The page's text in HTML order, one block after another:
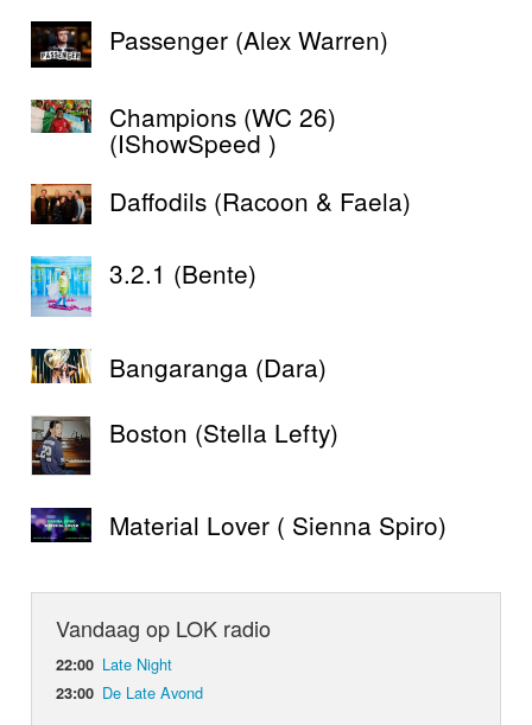
Passenger (Alex Warren)
Champions (WC 26)
(IShowSpeed )
Daffodils (Racoon & Faela)
3.2.1 (Bente)
Bangaranga (Dara)
Boston (Stella Lefty)
Material Lover ( Sienna Spiro)
Vandaag op LOK radio
22:00 Late Night
23:00 De Late Avond